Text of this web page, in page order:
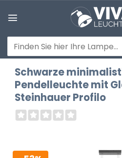
Inhalt
Suchen
nach:
Schwarze
Pendelleuchte mit
Steinhauer Profilo